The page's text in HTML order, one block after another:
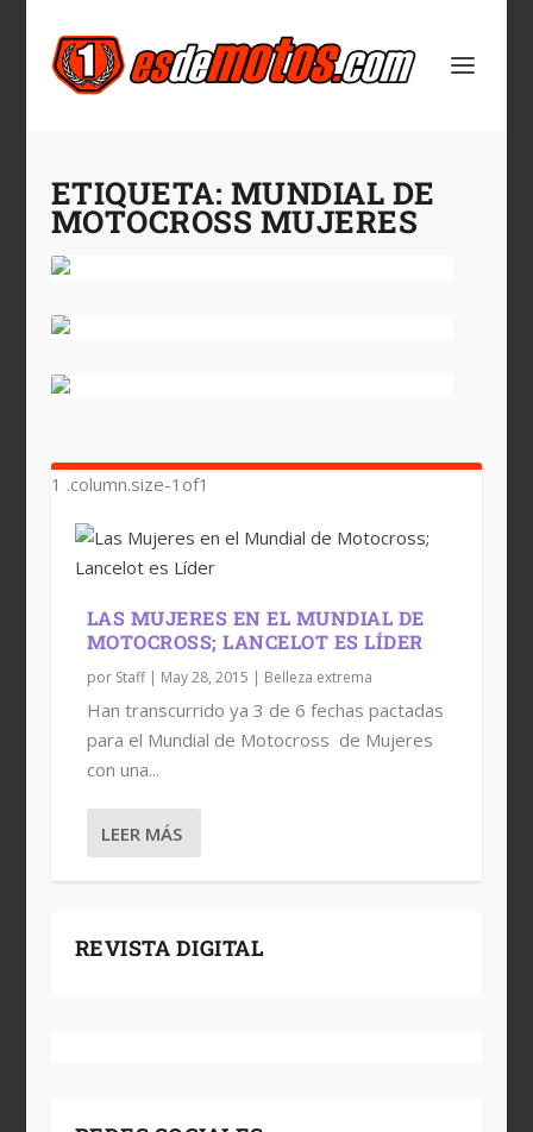
ETIQUETA: MUNDIAL DE
MOTOCROSS MUJERES
LAS MUJERES EN EL MUNDIAL DE
MOTOCROSS; LANCELOT E...
LAS MUJERES EN EL MUNDIAL DE
MOTOCROSS; LANCELOT ES LÍDER
por Staff| May 28, 2015 | Belleza extrema
Han transcurrido ya 3 de 6 fechas pactadas
para el Mundial de Motocross de Mujeres
con una...
LEER MÁS
REVISTA DIGITAL